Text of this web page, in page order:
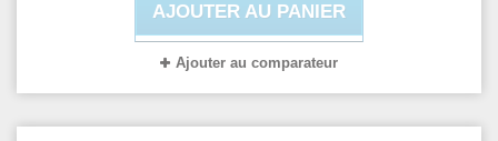
AJOUTER AU PANIER
Ajouter au comparateur